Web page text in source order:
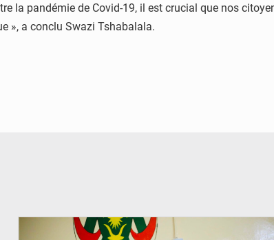
la pandémie de Covid-19, il est crucial que nos
», a conclu Swazi Tshabalala.